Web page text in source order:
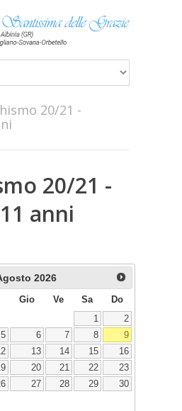
20/21 -
20/21 -
anni
2026
Gio Ve Sa
Do
1
2
5 6 7 8
9
13 14 15
16
20 21 22
23
27 28 29
30